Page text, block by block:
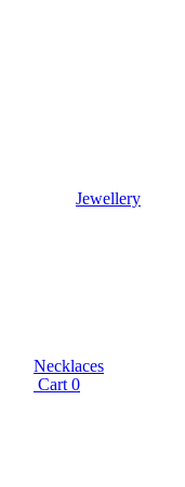
Cart 0
Jewellery
Necklaces